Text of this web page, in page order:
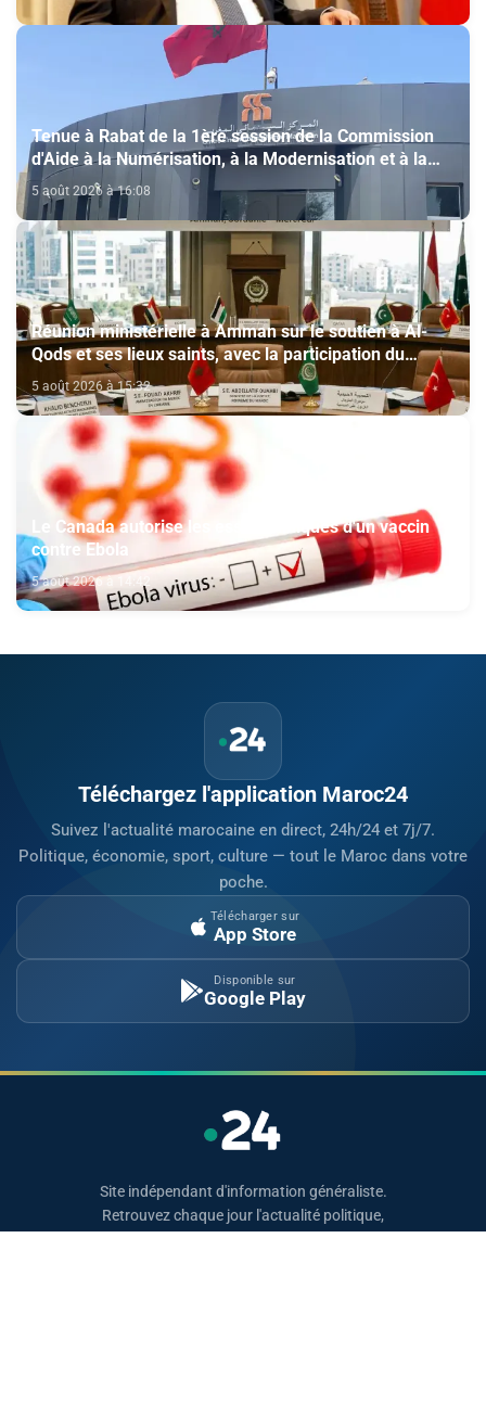
Tenue à Rabat de la 1ère session de la Commission
d'Aide à la Numérisation, à la Modernisation et à la
Création des Salles de Cinéma au titre de l'année
2026
5 août 2026 à 16:08
Réunion ministérielle à Amman sur le soutien à Al-
Qods et ses lieux saints, avec la participation du
Maroc
5 août 2026 à 15:32
Le Canada autorise les essais cliniques d'un vaccin
contre Ebola
5 août 2026 à 14:42
Téléchargez l'application Maroc24
Suivez l'actualité marocaine en direct, 24h/24 et 7j/7.
Politique, économie, sport, culture — tout le Maroc dans votre
poche.
Télécharger sur
App Store
Disponible sur
Google Play
Site indépendant d'information généraliste.
Retrouvez chaque jour l'actualité politique,